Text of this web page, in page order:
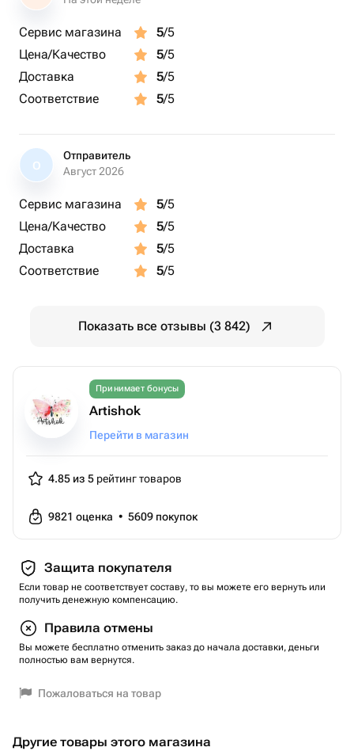
Сервис магазина 5/5
Цена/Качество
5/5
Доставка
5/5
Соответствие
5/5
О
Отправитель
Август 2026
Сервис магазина 5/5
Цена/Качество
5/5
Доставка
5/5
Соответствие
5/5
Показать все отзывы (3 842)
Принимает бонусы
Artishok
Перейти в магазин
4.85 из 5 рейтинг товаров
9821 оценка • 5609 покупок
Защита покупателя
Если товар не соответствует составу, то вы можете его вернуть или
получить денежную компенсацию.
Правила отмены
Вы можете бесплатно отменить заказ до начала доставки, деньги
полностью вам вернутся.
Пожаловаться на товар
Другие товары этого магазина